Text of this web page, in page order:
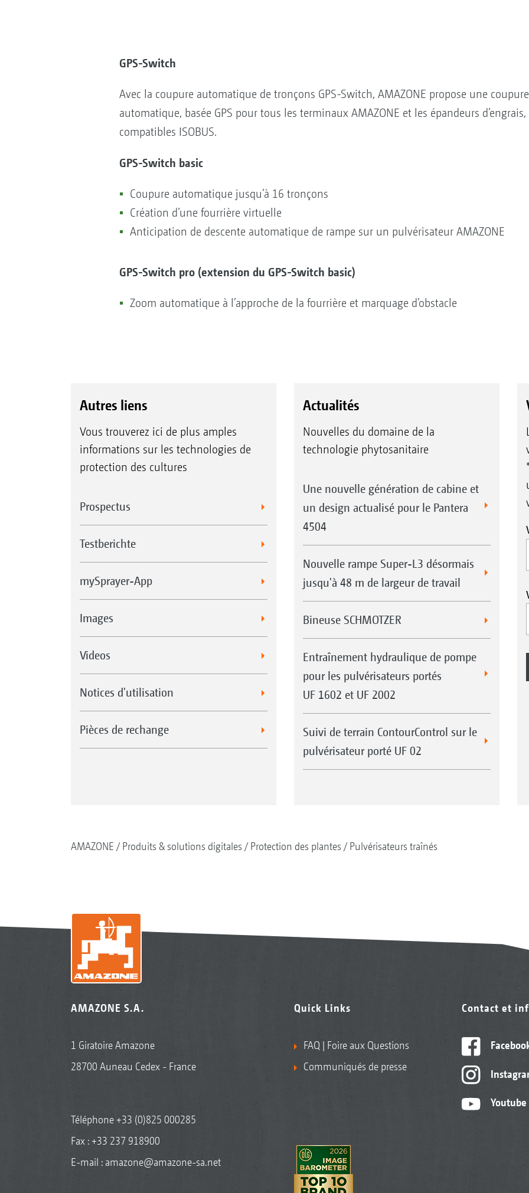
GPS-Switch
Avec la coupure automatique de tronçons GPS-Switch, AMAZONE propose une
automatique, basée GPS pour tous les terminaux AMAZONE et les épandeurs
compatibles ISOBUS.
GPS-Switch basic
Coupure automatique jusqu’à 16 tronçons
Création d’une fourrière virtuelle
Anticipation de descente automatique de rampe sur un pulvérisateur AMAZONE
GPS-Switch pro (extension du GPS-Switch basic)
Zoom automatique à l’approche de la fourrière et marquage d’obstacle
Autres liens
Vous trouverez ici de plus amples
informations sur les technologies de
protection des cultures
Prospectus
Testberichte
mySprayer-App
Images
Videos
Notices d'utilisation
Pièces de rechange
Actualités
Nouvelles du domaine de la
technologie phytosanitaire
Une nouvelle génération de cabine et
un design actualisé pour le Pantera
4504
Nouvelle rampe Super-L3 désormais
jusqu'à 48 m de largeur de travail
Bineuse SCHMOTZER
Entraînement hydraulique de pompe
pour les pulvérisateurs portés
UF 1602 et UF 2002
Suivi de terrain ContourControl sur le
pulvérisateur porté UF 02
AMAZONE Produits & solutions digitales Protection des plantes Pulvérisateurs traînés
AMAZONE S.A.
1 Giratoire Amazone
28700 Auneau Cedex - France
Téléphone+33 (0)825 000285
Fax : +33 237 918900
E-mail : amazone@amazone-sa.net
Quick Links
FAQ | Foire aux Questions
Communiqués de presse
Contact et
Youtube